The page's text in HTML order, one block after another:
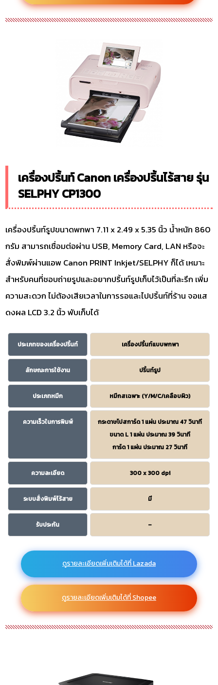
เครื่องปริ้นท์ Canon เครื่องปริ้นไร้สาย รุ่น
SELPHY CP1300
เครื่องปริ้นท์รูปขนาดพกพา 7.11 x 2.49 x 5.35 นิ้ว น้ำหนัก 860
กรัม สามารถเชื่อมต่อผ่าน USB, Memory Card, LAN หรือจะ
สั่งพิมพ์ผ่านแอพ Canon PRINT Inkjet/SELPHY ก็ได้ เหมาะ
สำหรับคนที่ชอบถ่ายรูปและอยากปริ้นท์รูปเก็บไว้เป็นที่ละรึก เพิ่ม
ความสะดวก ไม่ต้องเสียเวลาในการรอและไปปริ้นท์ที่ร้าน จอแส
ดงผล LCD 3.2 นิ้ว พับเก็บได้
ประเภทของเครื่องปริ้นท์ เครื่องปริ้นท์แบบพกพา
ลักษณะการใช้งาน ปริ้นท์รูป
ประเภทหมึก หมึกสเฉพาะ (Y/M/C/เคลือบผิว)
ความเร็วในการพิมพ์
กระดาษโปสการ์ด 1 แผ่น ประมาณ 47 วินาที
ขนาด L 1 แผ่น ประมาณ 39 วินาที
การ์ด 1 แผ่น ประมาณ 27 วินาที
ความละเอียด 300 x 300 dpi
ระบบสั่งพิมพ์ไร้สาย มี
รับประกัน –
ดูรายละเอียดเพิ่มเติมได้ที่ Lazada
ดูรายละเอียดเพิ่มเติมได้ที่ Shopee